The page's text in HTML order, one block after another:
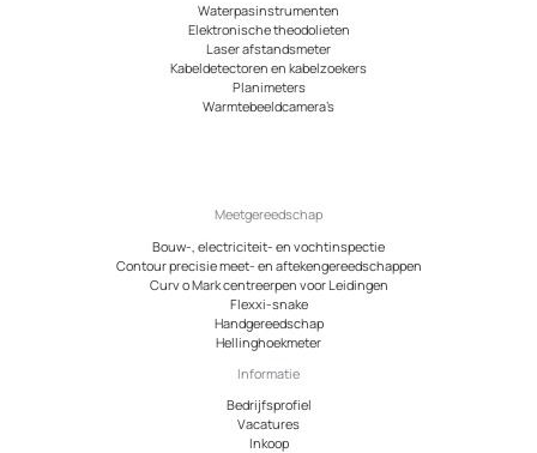
Waterpasinstrumenten
Elektronische theodolieten
Laser afstandsmeter
Kabeldetectoren en kabelzoekers
Planimeters
Warmtebeeldcamera’s
Meetgereedschap
Bouw-, electriciteit- en vochtinspectie
Contour precisie meet- en aftekengereedschappen
Curv o Mark centreerpen voor Leidingen
Flexxi-snake
Handgereedschap
Hellinghoekmeter
Informatie
Bedrijfsprofiel
Vacatures
Inkoop